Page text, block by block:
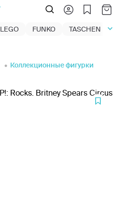
LEGO FUNKO TASCHEN
Коллекционные фигурки